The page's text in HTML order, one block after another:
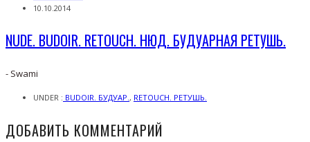
10.10.2014
NUDE. BUDOIR. RETOUCH. НЮД. БУДУАРНАЯ РЕТУШЬ.
- Swami
UNDER : BUDOIR. БУДУАР., RETOUCH. РЕТУШЬ.
ДОБАВИТЬ КОММЕНТАРИЙ